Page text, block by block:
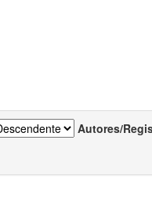
Autores/